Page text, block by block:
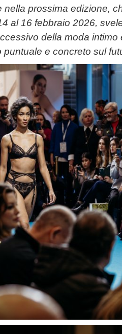
nella prossima edizione,
al 16 febbraio 2026,
della moda intimo
e concreto sul